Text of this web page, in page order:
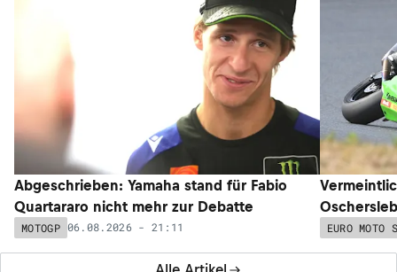
Abgeschrieben: Yamaha stand für Fabio
Quartararo nicht mehr zur Debatte
MOTOGP 06.08.2026 - 21:11 EURO MOTO